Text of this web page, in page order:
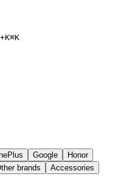
⌘K
Google
Honor
brands
Accessories